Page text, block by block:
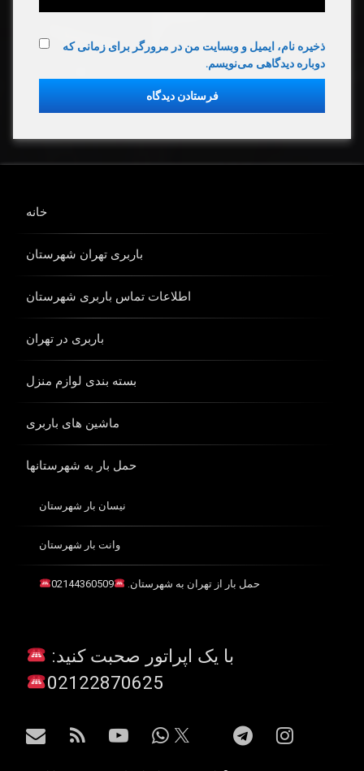
ذخیره نام، ایمیل و وبسایت من در مرورگر برای زمانی که
دوباره دیدگاهی می‌نویسم.
خانه
باربری تهران شهرستان
اطلاعات تماس باربری شهرستان
باربری در تهران
بسته بندی لوازم منزل
ماشین های باربری
حمل بار به شهرستانها
نیسان بار شهرستان
وانت بار شهرستان
حمل بار از تهران به شهرستان. 02144360509
با یک اپراتور صحبت کنید:
02122870625
اینستاگرام
تلگرام واتس آپیوتیوبآر اس